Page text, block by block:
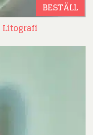
BESTÄLL
Litografi